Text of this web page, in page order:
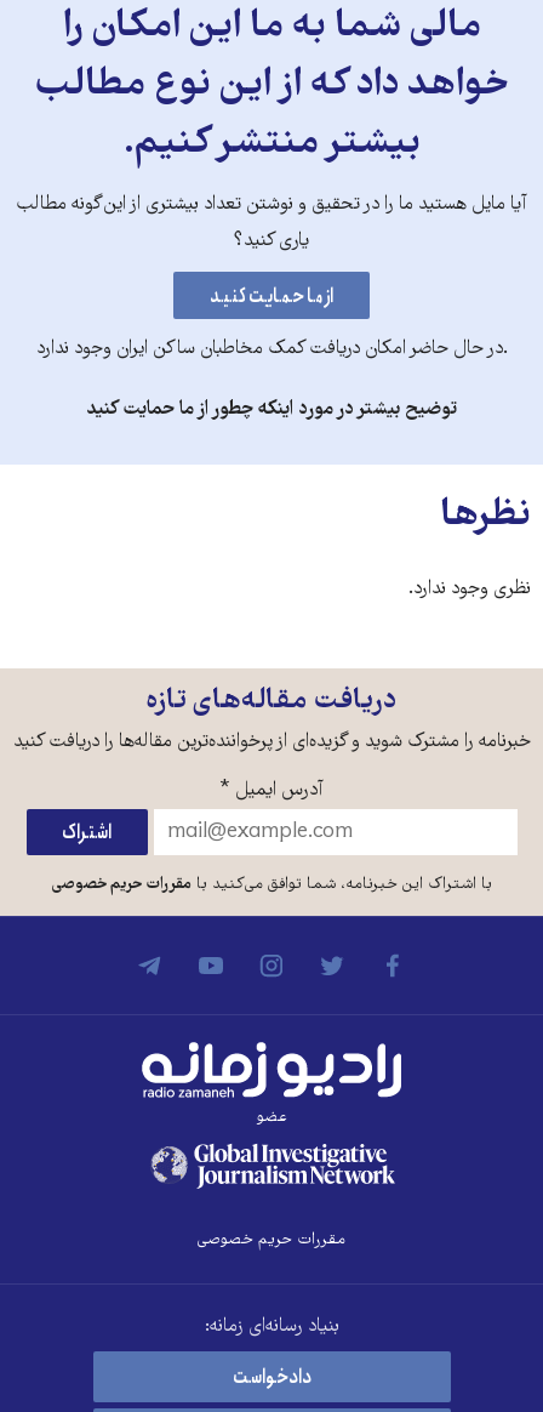
مالی شما به ما این امکان را
خواهد داد که از این نوع مطالب
بیشتر منتشر کنیم.
آیا مایل هستید ما را در تحقیق و نوشتن تعداد بیشتری از این‌گونه مطالب
یاری کنید؟
.در حال حاضر امکان دریافت کمک مخاطبان ساکن ایران وجود ندارد
توضیح بیشتر در مورد اینکه چطور از ما حمایت کنید
نظرها
نظری وجود ندارد.
دریافت مقاله‌های تازه
خبرنامه را مشترک شوید و گزیده‌ای از پرخواننده‌ترین مقاله‌ها را دریافت کنید
آدرس ایمیل *
با اشتراک این خبرنامه، شما توافق می‌کنید بامقررات حریم خصوصی
عضو
مقررات حریم خصوصی
بنیاد رسانه‌ای زمانه:
دادخواست